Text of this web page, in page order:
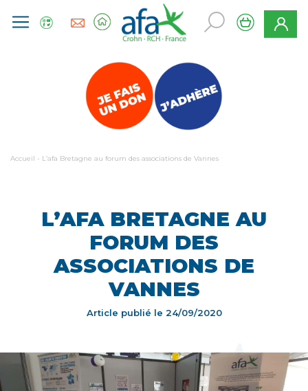
Accueil - L’afa Bretagne au forum des associations de Vannes
L’AFA BRETAGNE AU
FORUM DES
ASSOCIATIONS DE
VANNES
Article publié le 24/09/2020